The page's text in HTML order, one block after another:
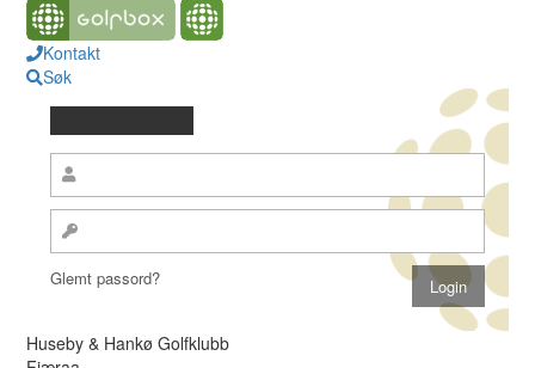
Kontakt
Søk
Glemt passord?
Huseby & Hankø Golfklubb